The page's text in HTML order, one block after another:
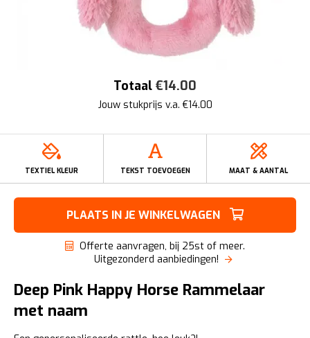
Totaal €14.00
Jouw stukprijs v.a. €14.00
TEXTIEL KLEUR TEKST TOEVOEGEN MAAT & AANTAL
PLAATS IN JE WINKELWAGEN
Offerte aanvragen, bij 25st of meer.
Uitgezonderd aanbiedingen!
Deep Pink Happy Horse Rammelaar
met naam